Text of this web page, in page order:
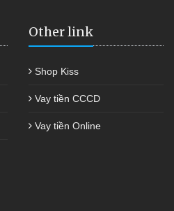
Other link
Shop Kiss
Vay tiền CCCD
Vay tiền Online